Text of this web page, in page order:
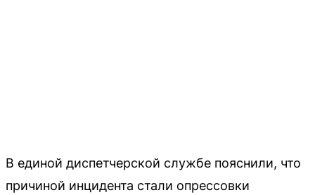
В единой диспетчерской службе пояснили, что
причиной инцидента стали опрессовки